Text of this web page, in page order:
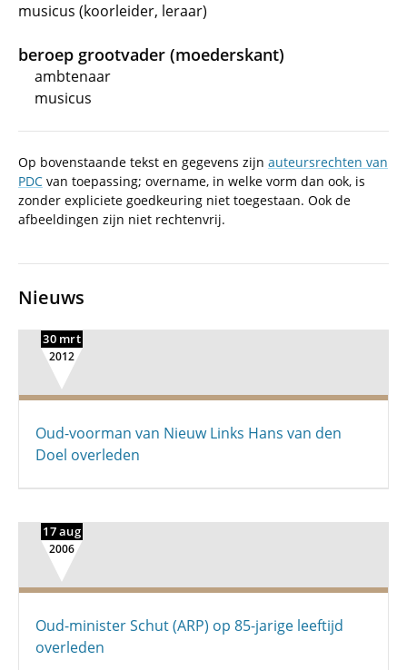
musicus (koorleider, leraar)
beroep grootvader (moederskant)
ambtenaar
musicus
Op bovenstaande tekst en gegevens zijn auteursrechten van
PDC van toepassing; overname, in welke vorm dan ook, is
zonder expliciete goedkeuring niet toegestaan. Ook de
afbeeldingen zijn niet rechtenvrij.
Nieuws
30 mrt
2012
Oud-voorman van Nieuw Links Hans van den
Doel overleden
17 aug
2006
Oud-minister Schut (ARP) op 85-jarige leeftijd
overleden